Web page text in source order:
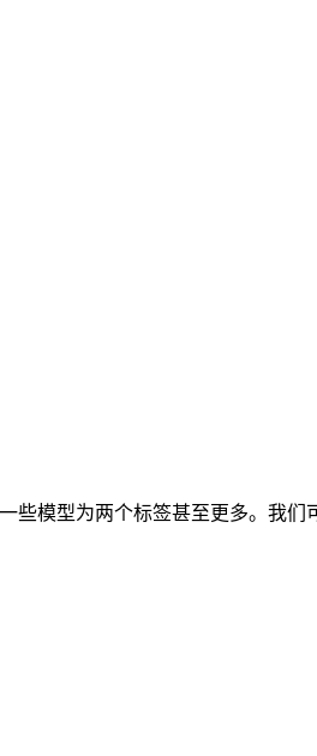
模型为两个标签甚至更多。我